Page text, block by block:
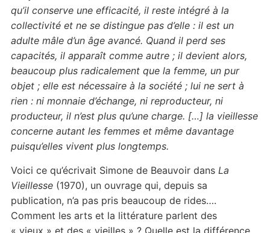
qu’il conserve une efficacité, il reste intégré à la
collectivité et ne se distingue pas d’elle : il est un
adulte mâle d’un âge avancé. Quand il perd ses
capacités, il apparaît comme autre ; il devient alors,
beaucoup plus radicalement que la femme, un pur
objet ; elle est nécessaire à la société ; lui ne sert à
rien : ni monnaie d’échange, ni reproducteur, ni
producteur, il n’est plus qu’une charge. […] la vieillesse
concerne autant les femmes et même davantage
puisqu’elles vivent plus longtemps.
Voici ce qu’écrivait Simone de Beauvoir dans La
Vieillesse(1970), un ouvrage qui, depuis sa
publication, n’a pas pris beaucoup de rides….
Comment les arts et la littérature parlent des
« vieux » et des « vieilles » ? Quelle est la différence